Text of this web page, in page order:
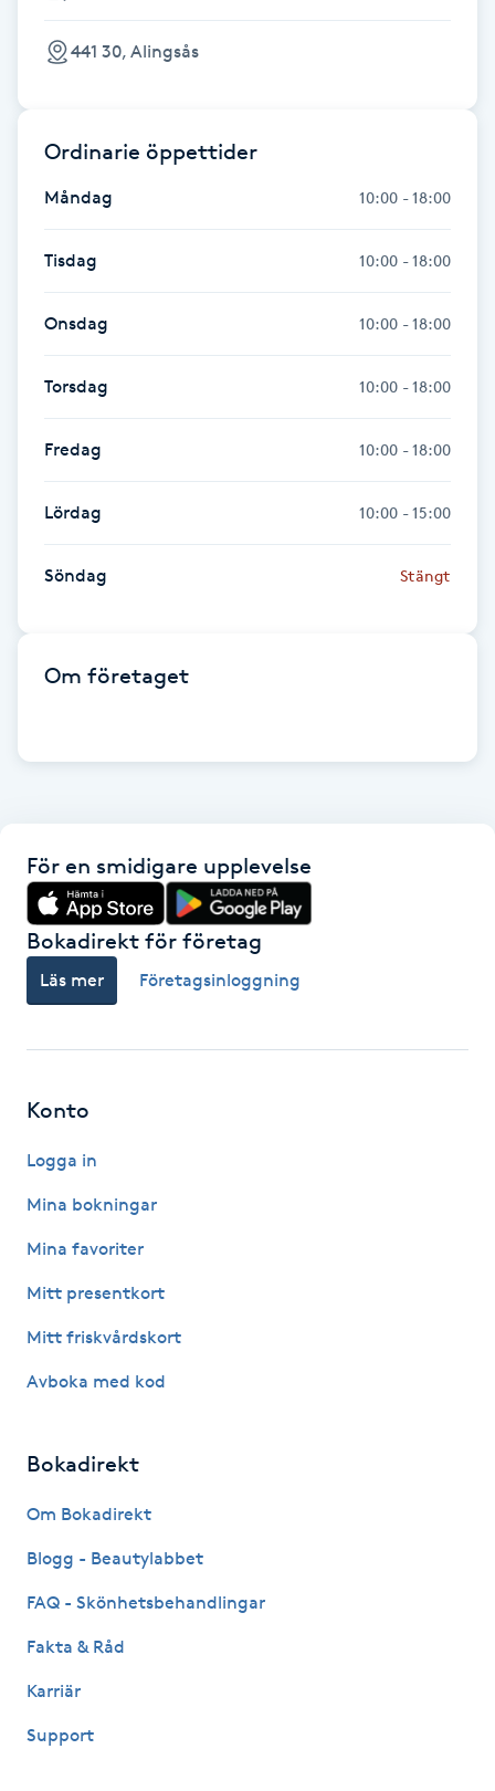
Friskvård
Frisör
Funktionsanalys
Färgning
Föning
Gel naglar
Gelenaglar
Gellack
Gravidmassage
H
Hatha Yoga
Headspa
Herrklippning
Hollywood Peel
Hot Stone Massage
Hot yoga
Hudvård
Hyperhidros
Hypnos
441 30, Alingsås
Ordinarie öppettider
Måndag 10:00 - 18:00
Tisdag 10:00 - 18:00
Onsdag 10:00 - 18:00
Torsdag 10:00 - 18:00
Fredag 10:00 - 18:00
Lördag 10:00 - 15:00
Söndag Stängt
Om företaget
För en smidigare upplevelse
Bokadirekt för företag
Läs mer Företagsinloggning
Konto
Logga in
Mina bokningar
Mina favoriter
Mitt presentkort
Mitt friskvårdskort
Avboka med kod
Bokadirekt
Om Bokadirekt
Blogg - Beautylabbet
FAQ - Skönhetsbehandlingar
Fakta & Råd
Karriär
Support